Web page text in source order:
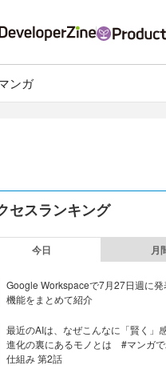
ンガ
セスランキング
今日 月
Google Workspaceで7月27日週に
機能をまとめて紹介
最近のAIは、なぜこんなに「賢く」
進化の裏にあるモノとは #マンガ
仕組み 第2話